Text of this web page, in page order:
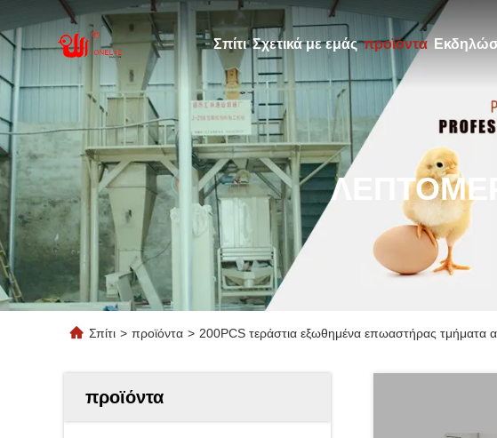
Σπίτι Σχετικά με εμάς προϊόντα
Σπίτι > προϊόντα > 200PCS τεράστια εξωθημένα επωαστήρας τμήματα
προϊόντα